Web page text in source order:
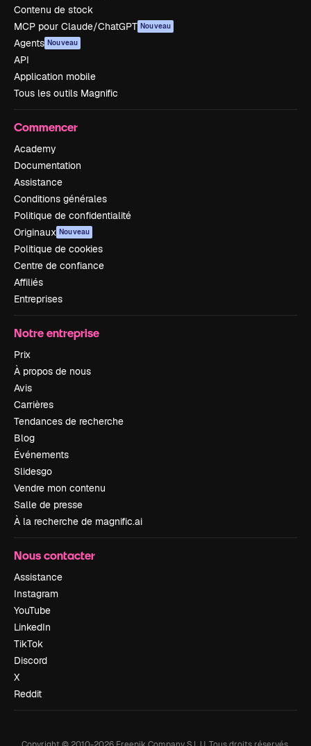
Contenu de stock
MCP pour Claude/ChatGPT Nouveau
Agents Nouveau
API
Application mobile
Tous les outils Magnific
Commencer
Academy
Documentation
Assistance
Conditions générales
Politique de confidentialité
Originaux Nouveau
Politique de cookies
Centre de confiance
Affiliés
Entreprises
Notre entreprise
Prix
À propos de nous
Avis
Carrières
Tendances de recherche
Blog
Événements
Slidesgo
Vendre mon contenu
Salle de presse
À la recherche de magnific.ai
Nous contacter
Assistance
Instagram
YouTube
LinkedIn
TikTok
Discord
X
Reddit